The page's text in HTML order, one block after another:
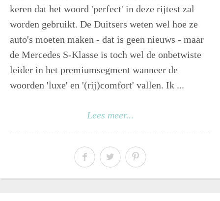
keren dat het woord 'perfect' in deze rijtest zal
worden gebruikt. De Duitsers weten wel hoe ze
auto's moeten maken - dat is geen nieuws - maar
de Mercedes S-Klasse is toch wel de onbetwiste
leider in het premiumsegment wanneer de
woorden 'luxe' en '(rij)comfort' vallen. Ik ...
Lees meer...